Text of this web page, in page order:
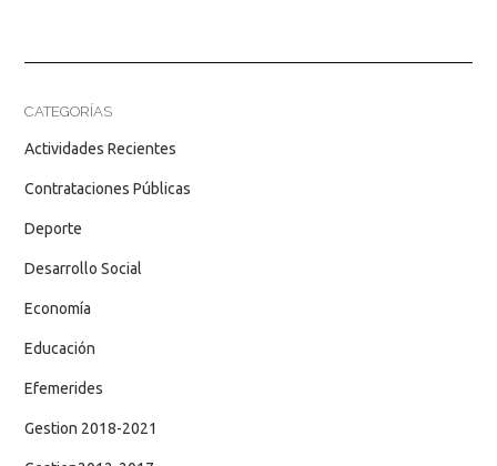
CATEGORÍAS
Actividades Recientes
Contrataciones Públicas
Deporte
Desarrollo Social
Economía
Educación
Efemerides
Gestion 2018-2021